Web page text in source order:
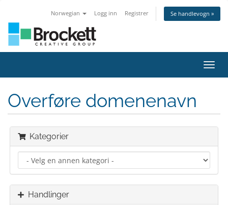
Norwegian Logg inn Registrer Se handlevogn »
Bytt
Overføre domenenavn
Kategorier
Handlinger